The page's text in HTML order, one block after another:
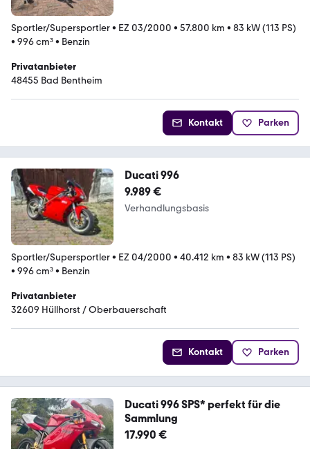
Sportler/Supersportler• EZ 03/2000 • 57.800 km • 83 kW (113 PS)
• 996 cm³• Benzin
Privatanbieter
48455 Bad Bentheim
Kontakt Parken
Ducati 996
9.989 €
Verhandlungsbasis
Sportler/Supersportler• EZ 04/2000 • 40.412 km • 83 kW (113 PS)
• 996 cm³• Benzin
Privatanbieter
32609 Hüllhorst / Oberbauerschaft
Kontakt Parken
Ducati 996 SPS* perfekt für die
Sammlung
17.990 €